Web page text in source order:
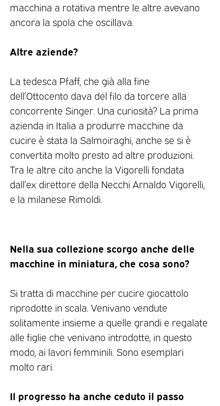
macchina a rotativa mentre le altre avevano
ancora la spola che oscillava.
Altre aziende?
La tedesca Pfaff, che già alla fine
dell’Ottocento dava del filo da torcere alla
concorrente Singer. Una curiosità? La prima
azienda in Italia a produrre macchine da
cucire è stata la Salmoiraghi, anche se si è
convertita molto presto ad altre produzioni.
Tra le altre cito anche la Vigorelli fondata
dall’ex direttore della Necchi Arnaldo Vigorelli,
e la milanese Rimoldi.
Nella sua collezione scorgo anche delle
macchine in miniatura, che cosa sono?
Si tratta di macchine per cucire giocattolo
riprodotte in scala. Venivano vendute
solitamente insieme a quelle grandi e regalate
alle figlie che venivano introdotte, in questo
modo, ai lavori femminili. Sono esemplari
molto rari.
Il progresso ha anche ceduto il passo